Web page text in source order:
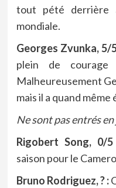
tout pété derrière
mondiale.
Georges Zvunka, 5/
plein de courage
Malheureusement
mais il a quand
Ne sont pas entrés en
Rigobert Song, 0/
saison pour le
Bruno Rodriguez, ? :